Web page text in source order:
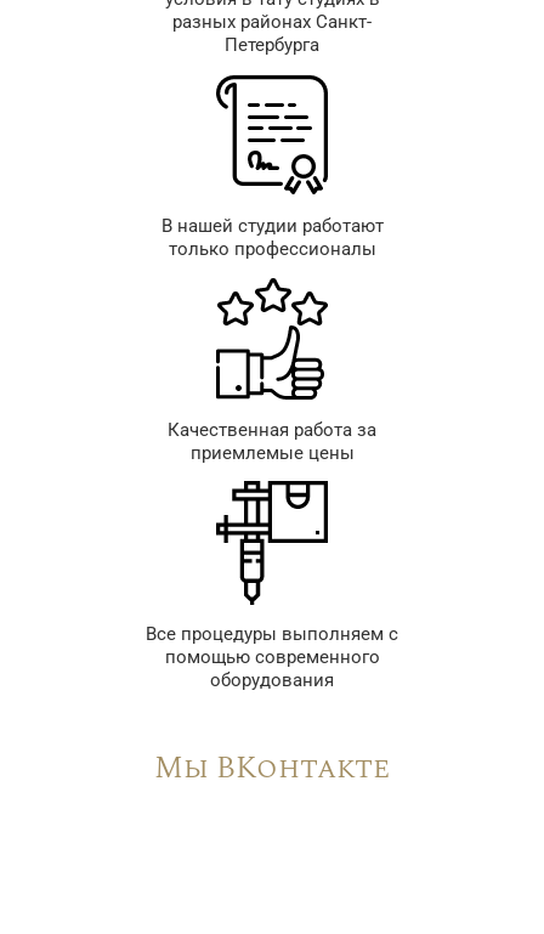
разных районах Санкт-
Петербурга
В нашей студии работают
только профессионалы
Качественная работа за
приемлемые цены
Все процедуры выполняем с
помощью современного
оборудования
Мы ВКонтакте